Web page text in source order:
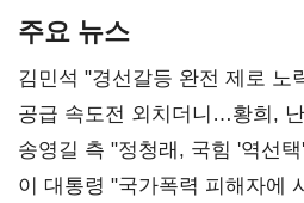
주요 뉴스
김민석 "경선갈등 완전 제로
사과부터"
공급 속도전 외치더니…황희,
리모델링' 제안
송영길 측 "정청래, 국힘 '역선
총선 지휘 못해"
이 대통령 "국가폭력 피해자에